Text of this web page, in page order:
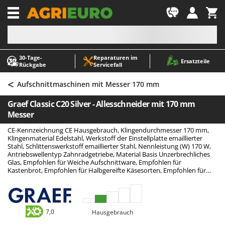
30‑Tage-
Rückgabe
Reparaturen im
Servicefall
Ersatzteile
-1
A
Abbeermaschinen - Traubenmühlen
Abfüllgeräte
Akku Gartenscheren
Akku Gras- und Strauchscheren
Akku-Stichsägen
Allzwecktransporter - Motorschubkarren
Alu-Teleskopleitern
Anbaubagger Heckbagger für Traktoren
Arbeitsschutzkleidung
Aschesauger
Astkettensägen - Hochentaster
A
ABAC
AgriEuro Premium
AgriEuro TOP-LINE
AGT
Aima
Airmec
AL-KO
ALA 2000
Alce
Alpina
Ama
< Aufschnittmaschinen mit Messer 170 mm
Graef Classic C20 Silver - Allesschneider mit 170 mm
Messer
CE-Kennzeichnung CE Hausgebrauch, Klingendurchmesser 170 mm,
Klingenmaterial Edelstahl, Werkstoff der Einstellplatte emaillierter
Stahl, Schlittenswerkstoff emaillierter Stahl, Nennleistung (W) 170 W,
Antriebswellentyp Zahnradgetriebe, Material Basis Unzerbrechliches
Glas, Empfohlen für Weiche Aufschnittware, Empfohlen für
Kastenbrot, Empfohlen für Halbgereifte Käsesorten, Empfohlen für
7,0 Hausgebrauch